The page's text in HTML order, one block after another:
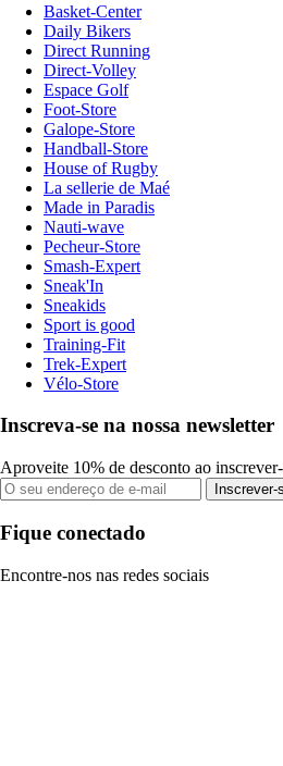
Basket-Center
Daily Bikers
Direct Running
Direct-Volley
Espace Golf
Foot-Store
Galope-Store
Handball-Store
House of Rugby
La sellerie de Maé
Made in Paradis
Nauti-wave
Pecheur-Store
Smash-Expert
Sneak'In
Sneakids
Sport is good
Training-Fit
Trek-Expert
Vélo-Store
Inscreva-se na nossa newsletter
Aproveite 10% de desconto ao
Inscrever-
Fique conectado
Encontre-nos nas redes sociais